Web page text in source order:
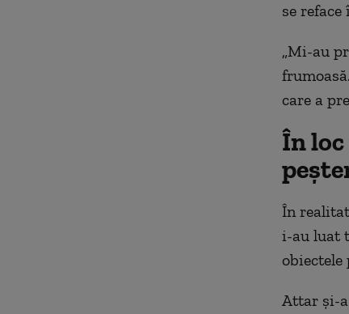
se
„Mi-au
care a
În loc
În
i-au luat
obiectele
Attar și-